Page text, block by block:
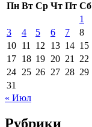
Пн Вт Ср Чт Пт Сб
1
3
4 5 6 7 8
10 11 12 13 14 15
17 18 19 20 21 22
24 25 26 27 28 29
31
« Июл
Рубрики